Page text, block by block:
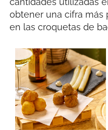
obtener una cifra más
en las croquetas de